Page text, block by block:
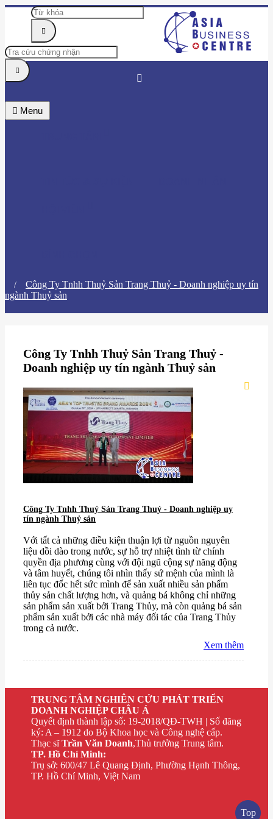
Menu
Công Ty Tnhh Thuỷ Sản Trang Thuỷ - Doanh nghiệp uy tín
ngành Thuỷ sản
Công Ty Tnhh Thuỷ Sản Trang Thuỷ -
Doanh nghiệp uy tín ngành Thuỷ sản
Công Ty Tnhh Thuỷ Sản Trang Thuỷ - Doanh nghiệp uy
tín ngành Thuỷ sản
Với tất cả những điều kiện thuận lợi từ nguồn nguyên
liệu dồi dào trong nước, sự hỗ trợ nhiệt tình từ chính
quyền địa phương cùng với đội ngũ cộng sự năng động
và tâm huyết, chúng tôi nhìn thấy sứ mệnh của mình là
liên tục đốc hết sức mình để sản xuất nhiều sản phẩm
thủy sản chất lượng hơn, và quảng bá không chỉ những
sản phẩm sản xuất bởi Trang Thủy, mà còn quảng bá sản
phẩm sản xuất bởi các nhà máy đối tác của Trang Thủy
trong cả nước.
Xem thêm
TRUNG TÂM NGHIÊN CỨU PHÁT TRIỂN
DOANH NGHIỆP CHÂU Á
Quyết định thành lập số: 19-2018/QĐ-TWH | Số đăng
ký: A – 1912 do Bộ Khoa học và Công nghệ cấp.
Thạc sĩTrần Văn Doanh,Thủ trưởng Trung tâm.
TP. Hồ Chí Minh:
Trụ sở: 600/47 Lê Quang Định, Phường Hạnh Thông,
TP. Hồ Chí Minh, Việt Nam
Top